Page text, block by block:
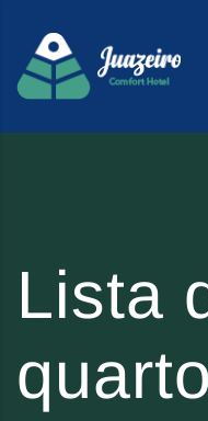
Lista